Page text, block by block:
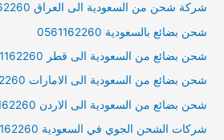
شركة شحن من السعودية الى العراق 0561162260
شحن بضائع بالسعودية 0561162260
شحن بضائع من السعودية الى قطر 0561162260
شحن بضائع من السعودية الى الامارات 0561162260
شحن بضائع من السعودية الى الاردن 0561162260
شركات الشحن الجوي في السعودية 0561162260